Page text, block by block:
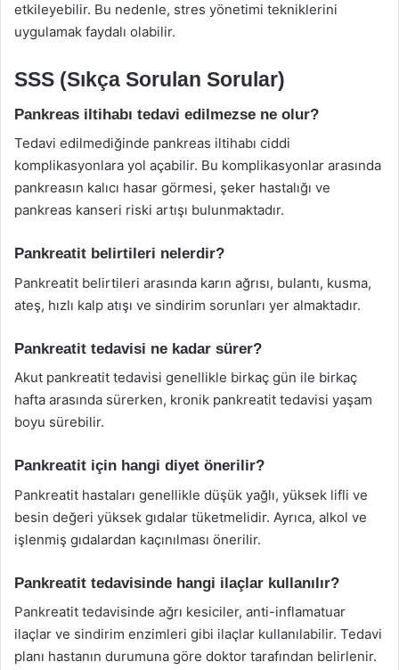
etkileyebilir. Bu nedenle, stres yönetimi tekniklerini
uygulamak faydalı olabilir.
SSS (Sıkça Sorulan Sorular)
Pankreas iltihabı tedavi edilmezse ne olur?
Tedavi edilmediğinde pankreas iltihabı ciddi
komplikasyonlara yol açabilir. Bu komplikasyonlar arasında
pankreasın kalıcı hasar görmesi, şeker hastalığı ve
pankreas kanseri riski artışı bulunmaktadır.
Pankreatit belirtileri nelerdir?
Pankreatit belirtileri arasında karın ağrısı, bulantı, kusma,
ateş, hızlı kalp atışı ve sindirim sorunları yer almaktadır.
Pankreatit tedavisi ne kadar sürer?
Akut pankreatit tedavisi genellikle birkaç gün ile birkaç
hafta arasında sürerken, kronik pankreatit tedavisi yaşam
boyu sürebilir.
Pankreatit için hangi diyet önerilir?
Pankreatit hastaları genellikle düşük yağlı, yüksek lifli ve
besin değeri yüksek gıdalar tüketmelidir. Ayrıca, alkol ve
işlenmiş gıdalardan kaçınılması önerilir.
Pankreatit tedavisinde hangi ilaçlar kullanılır?
Pankreatit tedavisinde ağrı kesiciler, anti-inflamatuar
ilaçlar ve sindirim enzimleri gibi ilaçlar kullanılabilir. Tedavi
planı hastanın durumuna göre doktor tarafından belirlenir.